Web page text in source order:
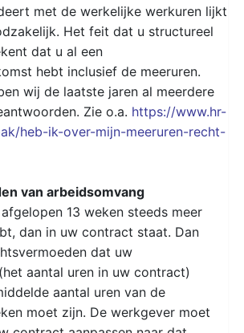
met de werkelijke werkuren lijkt
Het feit dat u structureel
dat u al een
hebt inclusief de meeruren.
wij de laatste jaren al meerdere
Zie o.a. https://www.hr-
heb-ik-over-mijn-meeruren-recht-
van arbeidsomvang
13 weken steeds meer
dan in uw contract staat. Dan
dat uw
aantal uren in uw contract)
aantal uren van de
moet zijn. De werkgever moet